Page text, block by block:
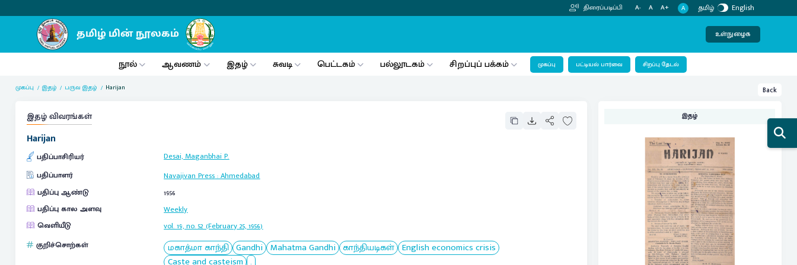
திரைப்படிப்பி A- A A+ A தமிழ் English
உள்நுழைக
நூல் ஆவணம் இதழ் சுவடி பெட்டகம் பல்லூடகம் சிறப்புப் பக்கம் முகப்பு பட்டியல் பார்வை சிறப்பு தேடல்
முகப்பு இதழ் பருவ இதழ் Harijan Back
இதழ் விவரங்கள்
Harijan
பதிப்பாசிரியர்
Desai, Maganbhai P.
பதிப்பாளர்
Navajivan Press:Ahmedabad
பதிப்பு ஆண்டு
1956
பதிப்பு கால அளவு
Weekly
வெளியீடு
vol. 19, no. 52 (February 25, 1956)
குறிச்சொற்கள்
மகாத்மா காந்தி Gandhi Mahatma Gandhi காந்தியடிகள் English economics crisis
Caste and casteism .
இதழ்